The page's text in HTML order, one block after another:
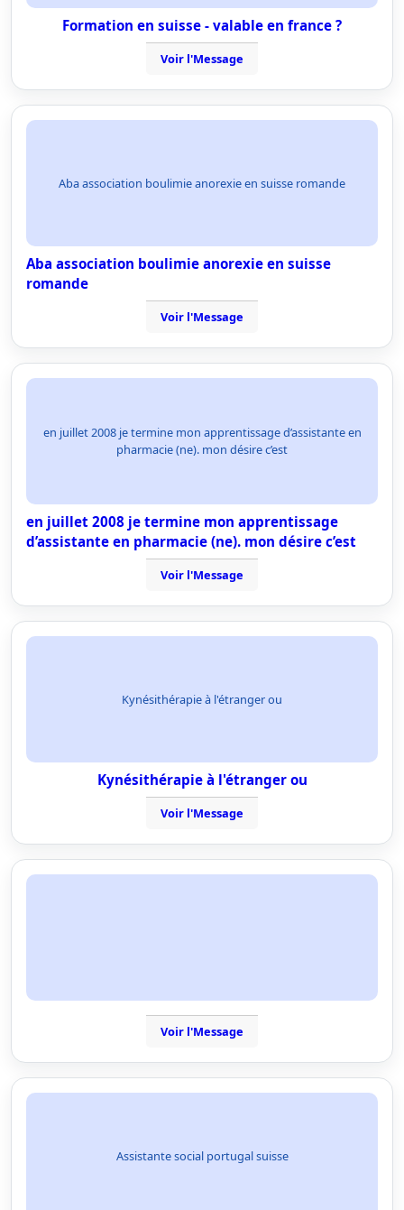
Formation en suisse - valable en france ?
Voir l'Message
Aba association boulimie anorexie en suisse romande
Aba association boulimie anorexie en suisse
romande
Voir l'Message
en juillet 2008 je termine mon apprentissage d’assistante en
pharmacie (ne). mon désire c’est
en juillet 2008 je termine mon apprentissage
d’assistante en pharmacie (ne). mon désire c’est
Voir l'Message
Kynésithérapie à l'étranger ou
Kynésithérapie à l'étranger ou
Voir l'Message
Voir l'Message
Assistante social portugal suisse